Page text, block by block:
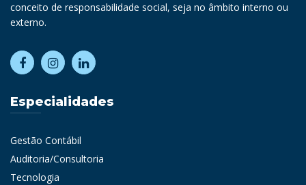
conceito de responsabilidade social, seja no âmbito interno ou
externo.
Especialidades
Gestão Contábil
Auditoria/Consultoria
Tecnologia